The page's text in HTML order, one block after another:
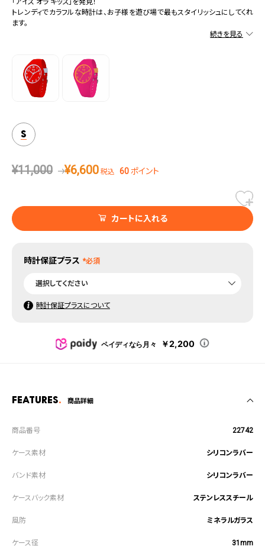
「アイス オラ キッズ」を発見！
トレンディでカラフルな時計は、お子様を遊び場で最もスタイリッシュにしてくれ
ます。
鮮やかな赤色のフルシリコンデザインにより、簡単に着用でき快適な子供用時計
S
¥11,000 ¥6,600 税込 60ポイント
カートに入れる
時計保証プラス
時計保証プラスについて
ペイディなら月々 ￥2,200
Features 商品詳細
22742
シリコンラバー
シリコンラバー
ステンレススチール
ミネラルガラス
31mm